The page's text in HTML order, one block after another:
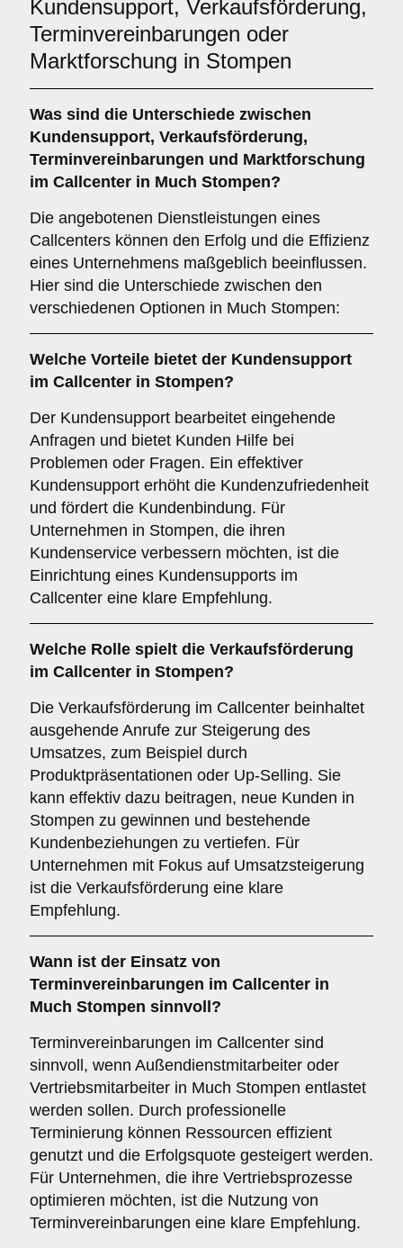
Kundensupport, Verkaufsförderung,
Terminvereinbarungen oder
Marktforschung in Stompen
Was sind die Unterschiede zwischen
Kundensupport, Verkaufsförderung,
Terminvereinbarungen und Marktforschung
im Callcenter in Much Stompen?
Die angebotenen Dienstleistungen eines
Callcenters können den Erfolg und die Effizienz
eines Unternehmens maßgeblich beeinflussen.
Hier sind die Unterschiede zwischen den
verschiedenen Optionen in Much Stompen:
Welche Vorteile bietet der Kundensupport
im Callcenter in Stompen?
Der Kundensupport bearbeitet eingehende
Anfragen und bietet Kunden Hilfe bei
Problemen oder Fragen. Ein effektiver
Kundensupport erhöht die Kundenzufriedenheit
und fördert die Kundenbindung. Für
Unternehmen in Stompen, die ihren
Kundenservice verbessern möchten, ist die
Einrichtung eines Kundensupports im
Callcenter eine klare Empfehlung.
Welche Rolle spielt die Verkaufsförderung
im Callcenter in Stompen?
Die Verkaufsförderung im Callcenter beinhaltet
ausgehende Anrufe zur Steigerung des
Umsatzes, zum Beispiel durch
Produktpräsentationen oder Up-Selling. Sie
kann effektiv dazu beitragen, neue Kunden in
Stompen zu gewinnen und bestehende
Kundenbeziehungen zu vertiefen. Für
Unternehmen mit Fokus auf Umsatzsteigerung
ist die Verkaufsförderung eine klare
Empfehlung.
Wann ist der Einsatz von
Terminvereinbarungen im Callcenter in
Much Stompen sinnvoll?
Terminvereinbarungen im Callcenter sind
sinnvoll, wenn Außendienstmitarbeiter oder
Vertriebsmitarbeiter in Much Stompen entlastet
werden sollen. Durch professionelle
Terminierung können Ressourcen effizient
genutzt und die Erfolgsquote gesteigert werden.
Für Unternehmen, die ihre Vertriebsprozesse
optimieren möchten, ist die Nutzung von
Terminvereinbarungen eine klare Empfehlung.